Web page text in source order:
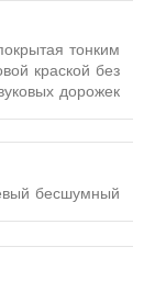
тонким
краской без
дорожек
бесшумный